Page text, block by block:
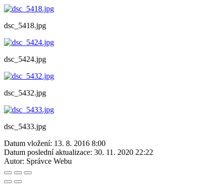
dsc_5418.jpg
dsc_5424.jpg
dsc_5432.jpg
dsc_5433.jpg
Datum vložení: 13. 8. 2016 8:00
Datum poslední aktualizace: 30. 11. 2020 22:22
Autor: Správce Webu